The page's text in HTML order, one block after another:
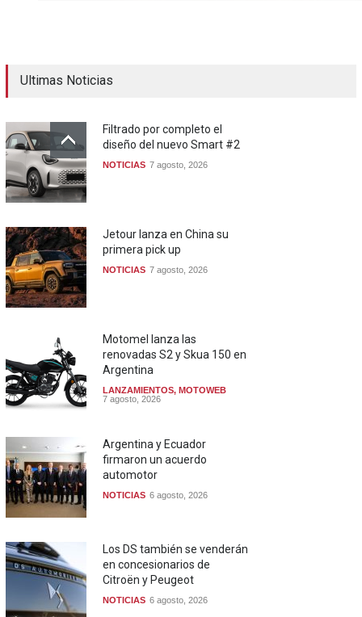
Ultimas Noticias
Filtrado por completo el
diseño del nuevo Smart #2
NOTICIAS 7 agosto, 2026
Jetour lanza en China su
primera pick up
NOTICIAS 7 agosto, 2026
Motomel lanza las
renovadas S2 y Skua 150 en
Argentina
LANZAMIENTOS, MOTOWEB
7 agosto, 2026
Argentina y Ecuador
firmaron un acuerdo
automotor
NOTICIAS 6 agosto, 2026
Los DS también se venderán
en concesionarios de
Citroën y Peugeot
NOTICIAS 6 agosto, 2026